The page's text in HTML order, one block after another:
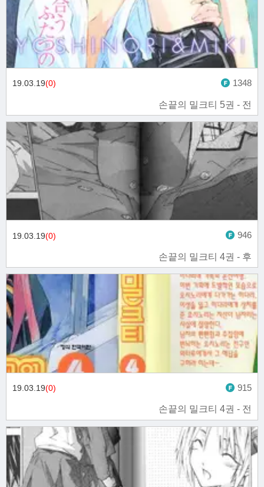
손끝의 밀크티 5권 - 전
19.03.19(0) 1348
손끝의 밀크티 4권 - 후
19.03.19(0) 946
손끝의 밀크티 4권 - 전
19.03.19(0) 915